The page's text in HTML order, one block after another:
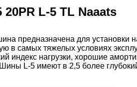
L-5 TL Naaats
предназначена для установки
в самых тяжелых условиях
индекс нагрузки, хорошие
L-5 имеют в 2,5 более